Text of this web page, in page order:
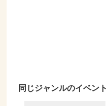
同じジャンルのイベント